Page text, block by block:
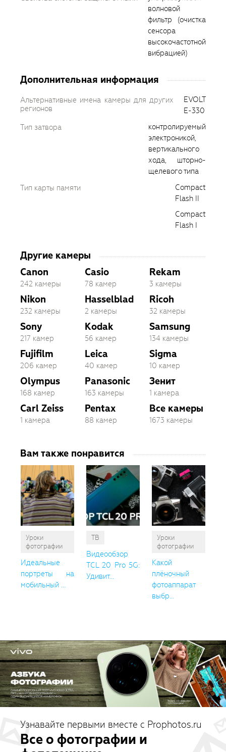
волновой
фильтр (очистка
сенсора
высокочастотной
вибрацией)
Дополнительная информация
Альтернативные имена камеры для других
регионов
EVOLT
E-330
Тип затвора
контролируемый
электроникой,
вертикального
хода, шторно-
щелевого типа
Тип карты памяти
Compact
Flash II
Compact
Flash I
Другие камеры
Canon
242 камеры
Nikon
232 камеры
Sony
217 камер
Fujifilm
206 камер
Olympus
168 камер
Carl Zeiss
1 камера
Casio
78 камер
Hasselblad
2 камеры
Kodak
56 камер
Leica
40 камер
Panasonic
163 камеры
Pentax
88 камер
Rekam
3 камеры
Ricoh
32 камеры
Samsung
134 камеры
Sigma
10 камер
Зенит
1 камера
Все камеры
1673 камеры
Вам также понравится
Уроки
фотографии
Идеальные
портреты на
мобильный ...
ТВ
Видеообзор
TCL 20 Pro 5G:
Удивит...
Уроки
фотографии
Какой
плёночный
фотоаппарат
выбр...
Узнавайте первыми вместе с Prophotos.ru
Все о фотографии и